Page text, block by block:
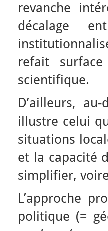
revanche
décalage
refait
scientifique.
D’ailleurs,
illustre celui
situations
et la capacité
simplifier,
L’approche
politique (=